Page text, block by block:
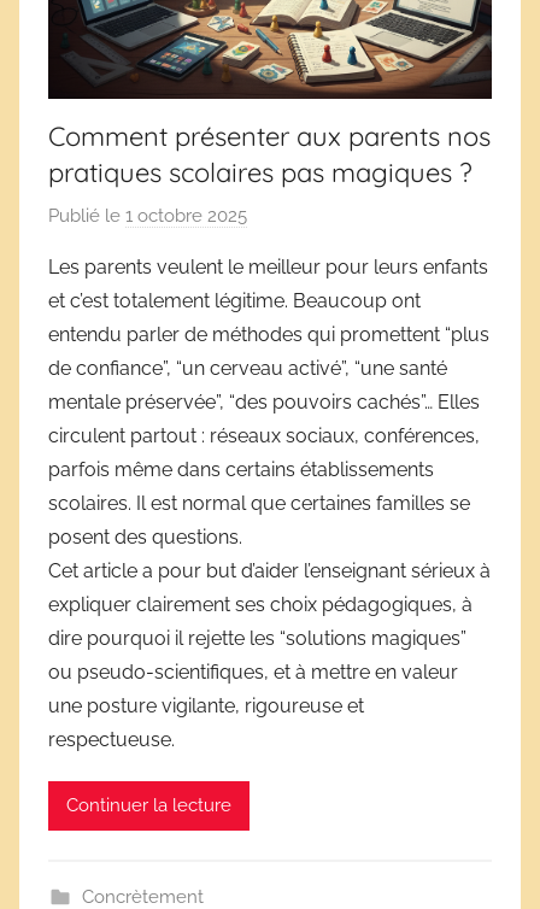
Comment présenter aux parents nos
pratiques scolaires pas magiques ?
Publié le 1 octobre 2025
r
D
é
r
i
v
e
s
c
i
r
s
Les parents veulent le meilleur pour leurs enfants
et c’est totalement légitime. Beaucoup ont
entendu parler de méthodes qui promettent “plus
de confiance”, “un cerveau activé”, “une santé
mentale préservée”, “des pouvoirs cachés”… Elles
circulent partout : réseaux sociaux, conférences,
parfois même dans certains établissements
scolaires. Il est normal que certaines familles se
posent des questions.
Cet article a pour but d’aider l’enseignant sérieux à
expliquer clairement ses choix pédagogiques, à
dire pourquoi il rejette les “solutions magiques”
ou pseudo-scientifiques, et à mettre en valeur
une posture vigilante, rigoureuse et
respectueuse.
Continuer la lecture
Concrètement